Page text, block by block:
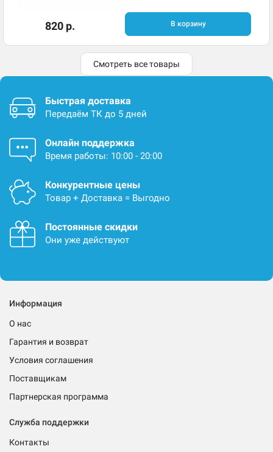
820 р. В корзину
Смотреть все товары
Быстрая доставка
Передаём ТК до 5 дней
Онлайн поддержка
Время работы: 10:00 - 20:00
Конкурентные цены
Товар + Доставка = Выгодно
Постоянные скидки
Они уже действуют
Информация
О нас
Гарантия и возврат
Условия соглашения
Поставщикам
Партнерская программа
Служба поддержки
Контакты